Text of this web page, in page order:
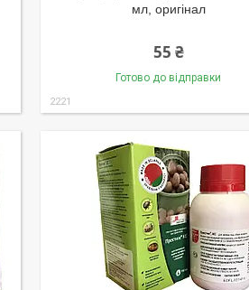
мл, оригінал
55 ₴
Готово до відправки
2221